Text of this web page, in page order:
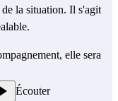
la situation. Il s'agit
elle sera
Écouter